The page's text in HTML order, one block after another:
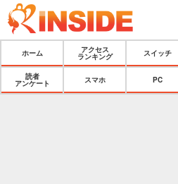
ホーム
アクセス
ランキング
スイッチ
読者
アンケート
スマホ PC